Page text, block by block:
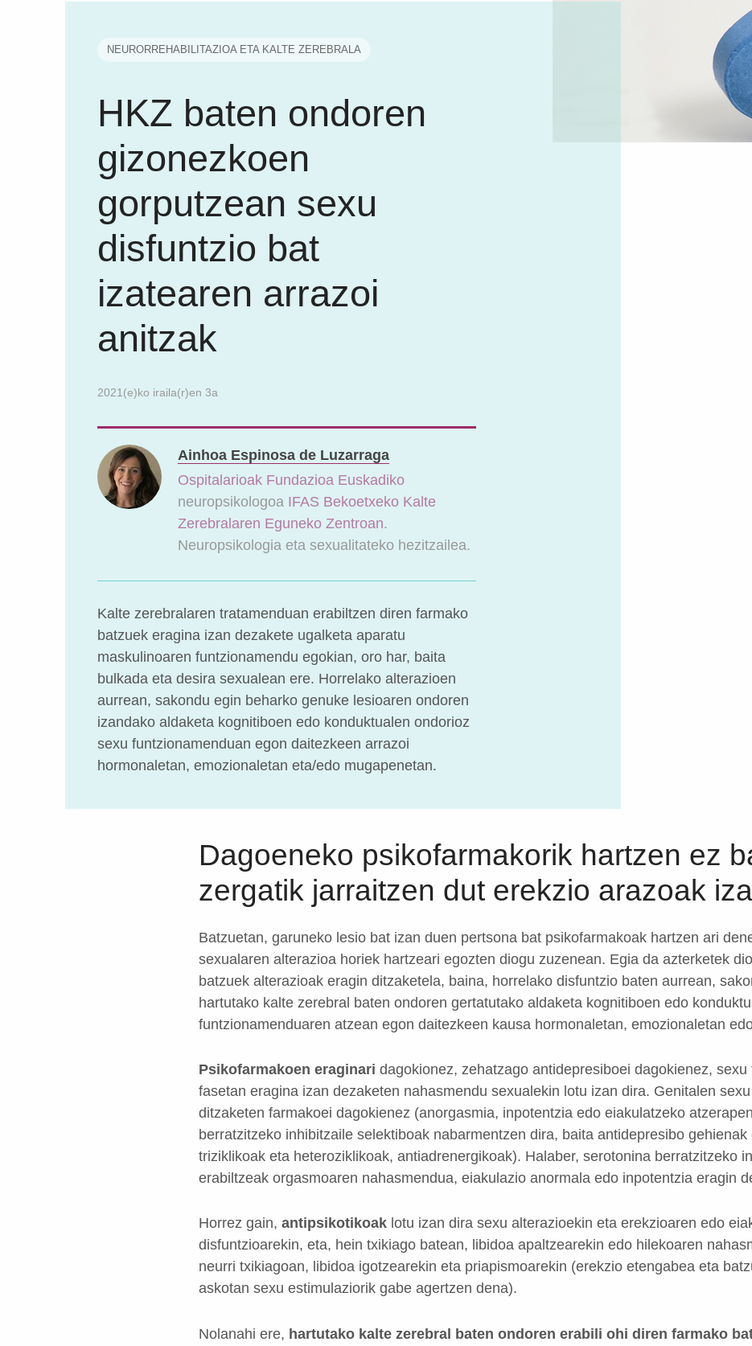
NEURORREHABILITAZIOA ETA KALTE ZEREBRALA
HKZ baten ondoren
gizonezkoen
gorputzean sexu
disfuntzio bat
izatearen arrazoi
anitzak
2021(e)ko iraila(r)en 3a
Ainhoa Espinosa de Luzarraga
Ospitalarioak Fundazioa Euskadiko
neuropsikologoa IFAS Bekoetxeko Kalte
Zerebralaren Eguneko Zentroan.
Neuropsikologia eta sexualitateko hezitzailea.
Kalte zerebralaren tratamenduan erabiltzen diren farmako
batzuek eragina izan dezakete ugalketa aparatu
maskulinoaren funtzionamendu egokian, oro har, baita
bulkada eta desira sexualean ere. Horrelako alterazioen
aurrean, sakondu egin beharko genuke lesioaren ondoren
izandako aldaketa kognitiboen edo konduktualen ondorioz
sexu funtzionamenduan egon daitezkeen arrazoi
hormonaletan, emozionaletan eta/edo mugapenetan.
Dagoeneko psikofarmakorik hartzen ez
zergatik jarraitzen dut erekzio arazoak
Batzuetan, garuneko lesio bat izan duen pertsona bat psikofarmakoak hartzen ari
sexualaren alterazioa horiek hartzeari egozten diogu zuzenean. Egia da azterketek
batzuek alterazioak eragin ditzaketela, baina, horrelako disfuntzio baten aurrean,
hartutako kalte zerebral baten ondoren gertatutako aldaketa kognitiboen edo
funtzionamenduaren atzean egon daitezkeen kausa hormonaletan, emozionaletan
Psikofarmakoen eraginari dagokionez, zehatzago antidepresiboei dagokienez,
fasetan eragina izan dezaketen nahasmendu sexualekin lotu izan dira. Genitalen
ditzaketen farmakoei dagokienez (anorgasmia, inpotentzia edo eiakulatzeko
berratzitzeko inhibitzaile selektiboak nabarmentzen dira, baita antidepresibo gehienak
triziklikoak eta heteroziklikoak, antiadrenergikoak). Halaber, serotonina berratzitzeko
erabiltzeak orgasmoaren nahasmendua, eiakulazio anormala edo inpotentzia eragin
Horrez gain, antipsikotikoak lotu izan dira sexu alterazioekin eta erekzioaren edo
disfuntzioarekin, eta, hein txikiago batean, libidoa apaltzearekin edo hilekoaren
neurri txikiagoan, libidoa igotzearekin eta priapismoarekin (erekzio etengabea eta
askotan sexu estimulaziorik gabe agertzen dena).
Nolanahi ere, hartutako kalte zerebral baten ondoren erabili ohi diren farmako